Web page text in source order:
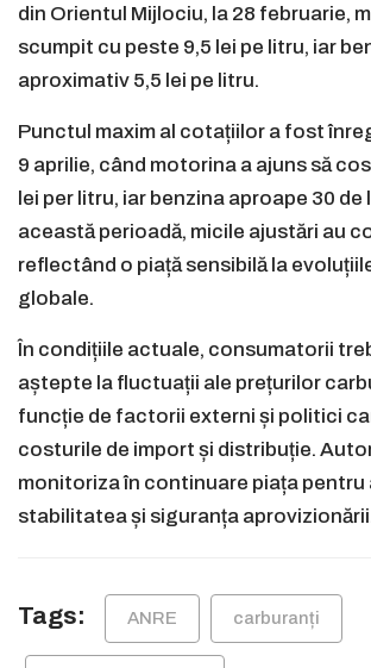
din Orientul Mijlociu, la 28 februarie,
scumpit cu peste 9,5 lei pe litru, iar
aproximativ 5,5 lei pe litru.
Punctul maxim al cotațiilor a fost
9 aprilie, când motorina a ajuns să
lei per litru, iar benzina aproape 30 de
această perioadă, micile ajustări au
reflectând o piață sensibilă la
globale.
În condițiile actuale, consumatorii
aștepte la fluctuații ale prețurilor
funcție de factorii externi și politici
costurile de import și distribuție.
monitoriza în continuare piața pentru
stabilitatea și siguranța
Tags: ANRE carburanți